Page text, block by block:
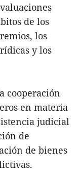
de los
los
y los
cooperación
en materia
judicial
de
de bienes